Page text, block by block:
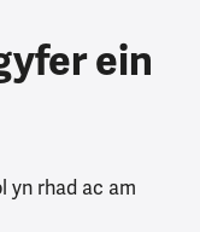
ein
yn rhad ac am